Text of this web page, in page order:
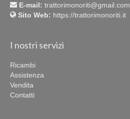
E-mail: trattorimonoriti@gmail.com
Sito Web: https://trattorimonoriti.it
I nostri servizi
Ricambi
Assistenza
Vendita
Contatti